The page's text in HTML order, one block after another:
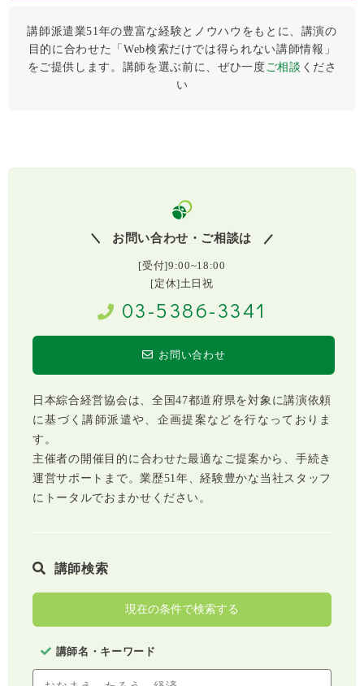
講師派遣業51年の豊富な経験とノウハウをもとに、講演の
目的に合わせた「Web検索だけでは得られない講師情報」
をご提供します。講師を選ぶ前に、ぜひ⼀度 ご相談 くださ
い
お問い合わせ・ご相談は
[受付]9:00~18:00
[定休]土日祝
03-5386-3341
お問い合わせ
日本綜合経営協会は、全国47都道府県を対象に講演依頼
に基づく講師派遣や、企画提案などを行なっておりま
す。
主催者の開催目的に合わせた最適なご提案から、手続き
運営サポートまで。業歴51年、経験豊かな当社スタッフ
にトータルでおまかせください。
講師検索
現在の条件で検索する
講師名・キーワード